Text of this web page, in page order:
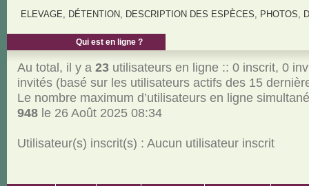
ELEVAGE, DÉTENTION, DESCRIPTION DES ESPÈCES, PHOTOS,
Qui est en ligne ?
Au total, il y a 23utilisateurs en ligne :: 0 inscrit, 0
invités (basé sur les utilisateurs actifs des 15
Le nombre maximum d’utilisateurs en ligne
948le 26 Août 2025 08:34
Utilisateur(s) inscrit(s) : Aucun utilisateur inscrit